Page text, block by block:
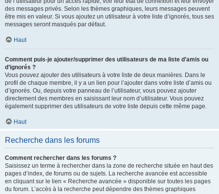
des messages privés. Selon les thèmes graphiques, leurs messages peuvent
être mis en valeur. Si vous ajoutez un utilisateur à votre liste d’ignorés, tous ses
messages seront masqués par défaut.
Haut
Comment puis-je ajouter/supprimer des utilisateurs de ma liste d’amis ou
d’ignorés ?
Vous pouvez ajouter des utilisateurs à votre liste de deux manières. Dans le
profil de chaque membre, il y a un lien pour l’ajouter dans votre liste d’amis ou
d’ignorés. Ou, depuis votre panneau de l’utilisateur, vous pouvez ajouter
directement des membres en saisissant leur nom d’utilisateur. Vous pouvez
également supprimer des utilisateurs de votre liste depuis cette même page.
Haut
Recherche dans les forums
Comment rechercher dans les forums ?
Saisissez un terme à rechercher dans la zone de recherche située en haut des
pages d’index, de forums ou de sujets. La recherche avancée est accessible
en cliquant sur le lien « Recherche avancée » disponible sur toutes les pages
du forum. L’accès à la recherche peut dépendre des thèmes graphiques